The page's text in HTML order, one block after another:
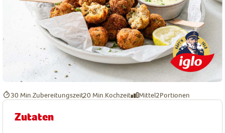
30 Min. Zubereitungszeit20 Min. Kochzeit Mittel2Portionen
Zutaten